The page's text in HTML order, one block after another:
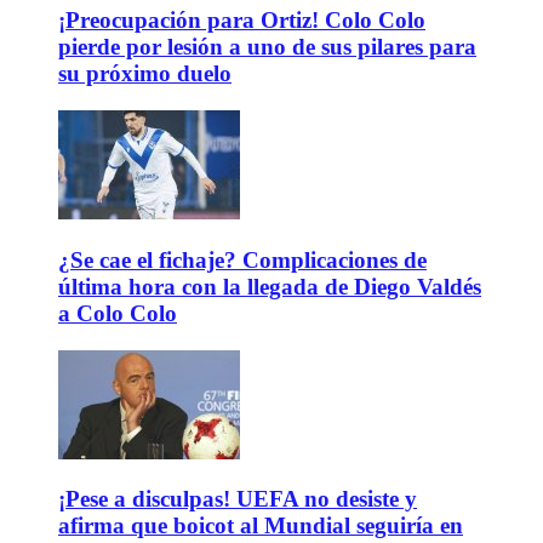
¡Preocupación para Ortiz! Colo Colo
pierde por lesión a uno de sus pilares para
su próximo duelo
¿Se cae el fichaje? Complicaciones de
última hora con la llegada de Diego Valdés
a Colo Colo
¡Pese a disculpas! UEFA no desiste y
afirma que boicot al Mundial seguiría en